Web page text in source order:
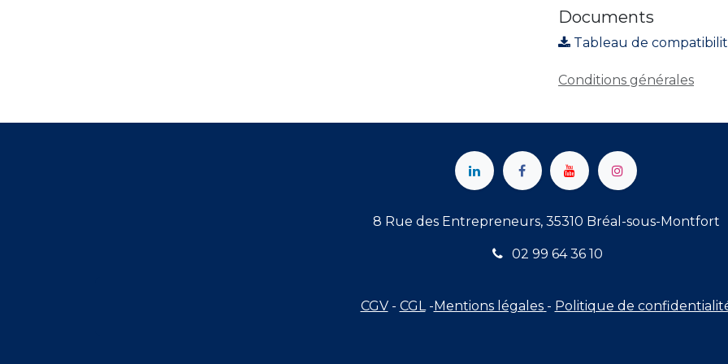
Documents
Tableau de
Conditions générales
8 Rue des Entrepreneurs, 35310 Bréal-sous-Montfort
02 99 64 36 10
CGV- CGL- Mentions légales - Politique de